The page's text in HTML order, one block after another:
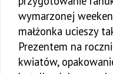
wymarzonej
małżonka ucieszy
Prezentem na
kwiatów,